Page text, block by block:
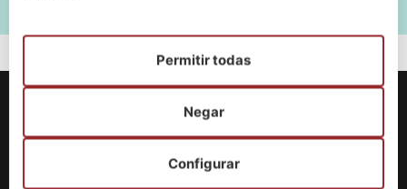
Configurar
Negar
Permitir todas